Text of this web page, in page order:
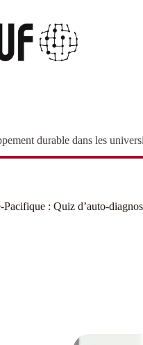
durable dans les
Pacifique : Quiz d’auto-